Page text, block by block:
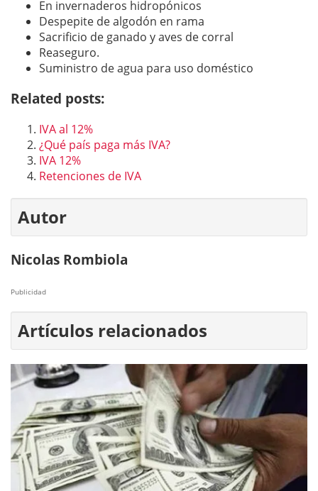
En invernaderos hidropónicos
Despepite de algodón en rama
Sacrificio de ganado y aves de corral
Reaseguro.
Suministro de agua para uso doméstico
Related posts:
IVA al 12%
¿Qué país paga más IVA?
IVA 12%
Retenciones de IVA
Autor
Nicolas Rombiola
Publicidad
Artículos relacionados